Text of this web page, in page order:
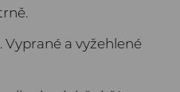
a vyžehlené